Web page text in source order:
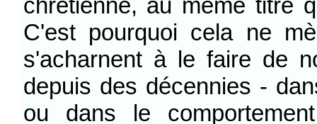
chrétienne, au même titre
C'est pourquoi cela ne
s'acharnent à le faire de
depuis des décennies -
ou dans le